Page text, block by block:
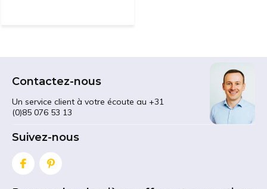
Contactez-nous
Un service client à votre écoute au +31
(0)85 076 53 13
Suivez-nous